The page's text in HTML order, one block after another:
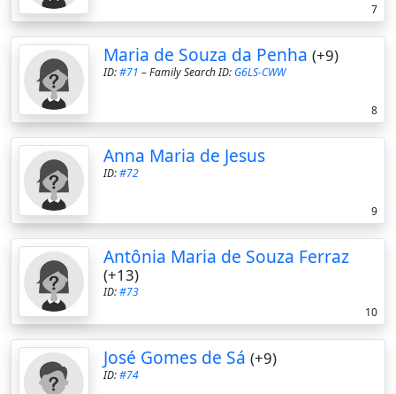
7
Maria de Souza da Penha (+9)
ID:#71 – Family Search ID:G6LS-CWW
8
Anna Maria de Jesus
ID:#72
9
Antônia Maria de Souza Ferraz
(+13)
ID:#73
10
José Gomes de Sá (+9)
ID:#74